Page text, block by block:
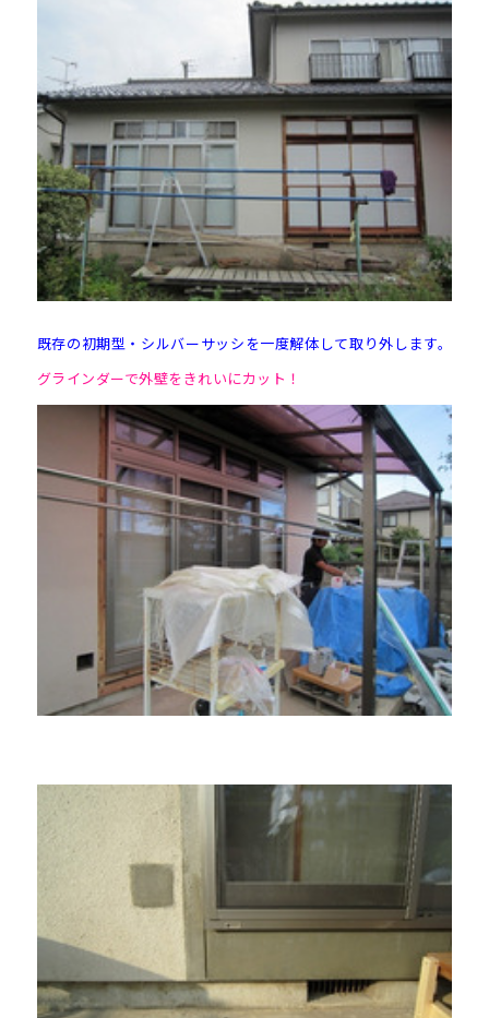
既存の初期型・シルバーサッシを一度解体して取り外します。
グラインダーで外壁をきれいにカット！